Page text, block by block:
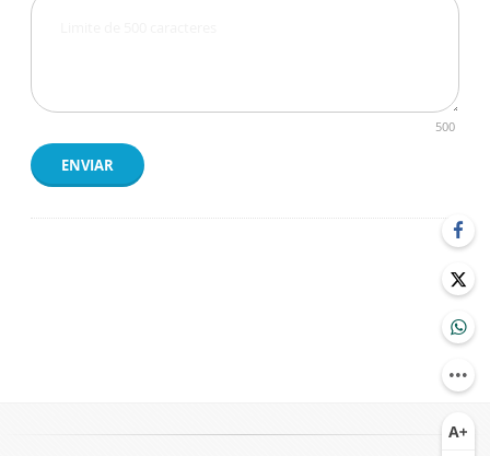
500
ENVIAR